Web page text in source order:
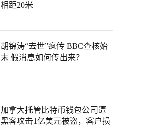
相距20米
胡锦涛“去世”疯传 BBC查核始
末 假消息如何传出来？
加拿大托管比特币钱包公司遭
黑客攻击1亿美元被盗，客户损